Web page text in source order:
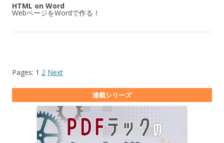
HTML on Word
WebページをWordで作る！
Pages: 1 2 Next
連載シリーズ